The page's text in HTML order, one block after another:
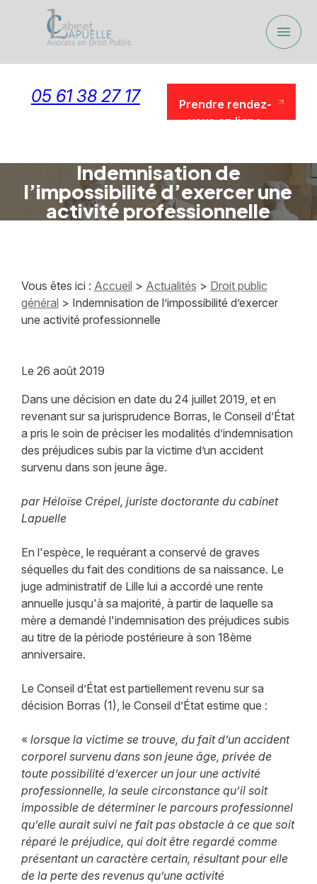
menu
05 61 38 27 17
Prendre rendez-
vous en ligne
Indemnisation de
l’impossibilité d’exercer une
activité professionnelle
Vous êtes ici : Accueil > Actualités > Droit public
général > Indemnisation de l’impossibilité d’exercer
une activité professionnelle
Le 26 août 2019
Dans une décision en date du 24 juillet 2019, et en
revenant sur sa jurisprudence Borras, le Conseil d’État
a pris le soin de préciser les modalités d’indemnisation
des préjudices subis par la victime d’un accident
survenu dans son jeune âge.
par Héloïse Crépel, juriste doctorante du cabinet
Lapuelle
En l'espèce, le requérant a conservé de graves
séquelles du fait des conditions de sa naissance. Le
juge administratif de Lille lui a accordé une rente
annuelle jusqu'à sa majorité, à partir de laquelle sa
mère a demandé l'indemnisation des préjudices subis
au titre de la période postérieure à son 18ème
anniversaire.
Le Conseil d’État est partiellement revenu sur sa
décision Borras (1), le Conseil d’État estime que :
« lorsque la victime se trouve, du fait d’un accident
corporel survenu dans son jeune âge, privée de
toute possibilité d’exercer un jour une activité
professionnelle, la seule circonstance qu’il soit
impossible de déterminer le parcours professionnel
qu’elle aurait suivi ne fait pas obstacle à ce que soit
réparé le préjudice, qui doit être regardé comme
présentant un caractère certain, résultant pour elle
de la perte des revenus qu’une activité
Panneau de gestion des cookies